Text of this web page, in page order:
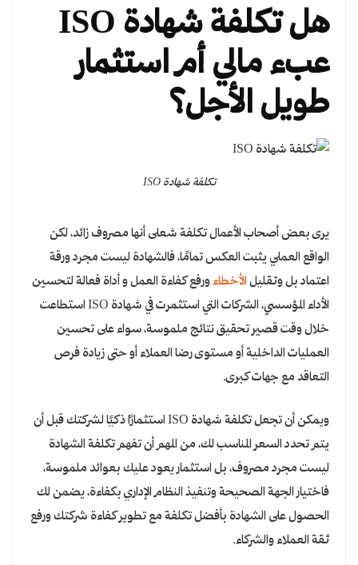
هل تكلفة شهادة ISO
عبء مالي أم استثمار
طويل الأجل؟
تكلفة شهادة ISO
يرى بعض أصحاب الأعمال تكلفة شعلى أنها مصروف زائد، لكن
الواقع العملي يثبت العكس تمامًا، فالشهادة ليست مجرد ورقة
اعتماد بل وتقليلالأخطاءورفع كفاءة العمل و أداة فعالة لتحسين
الأداء المؤسسي، الشركات التي استثمرت في شهادة ISO استطاعت
خلال وقت قصير تحقيق نتائج ملموسة، سواء على تحسين
العمليات الداخلية أو مستوى رضا العملاء أو حتى زيادة فرص
التعاقد مع جهات كبرى.
ويمكن أن تجعل تكلفة شهادة ISO استثمارًا ذكيًا لشركتك قبل أن
يتم تحدد السعر المناسب لك، من المهم أن تفهم تكلفة الشهادة
ليست مجرد مصروف، بل استثمار يعود عليك بعوائد ملموسة،
فاختيار الجهة الصحيحة وتنفيذ النظام الإداري بكفاءة، يضمن لك
الحصول على الشهادة بأفضل تكلفة مع تطوير كفاءة شركتك ورفع
ثقة العملاء والشركاء.